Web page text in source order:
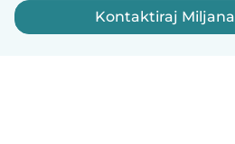
Kontaktiraj Miljana